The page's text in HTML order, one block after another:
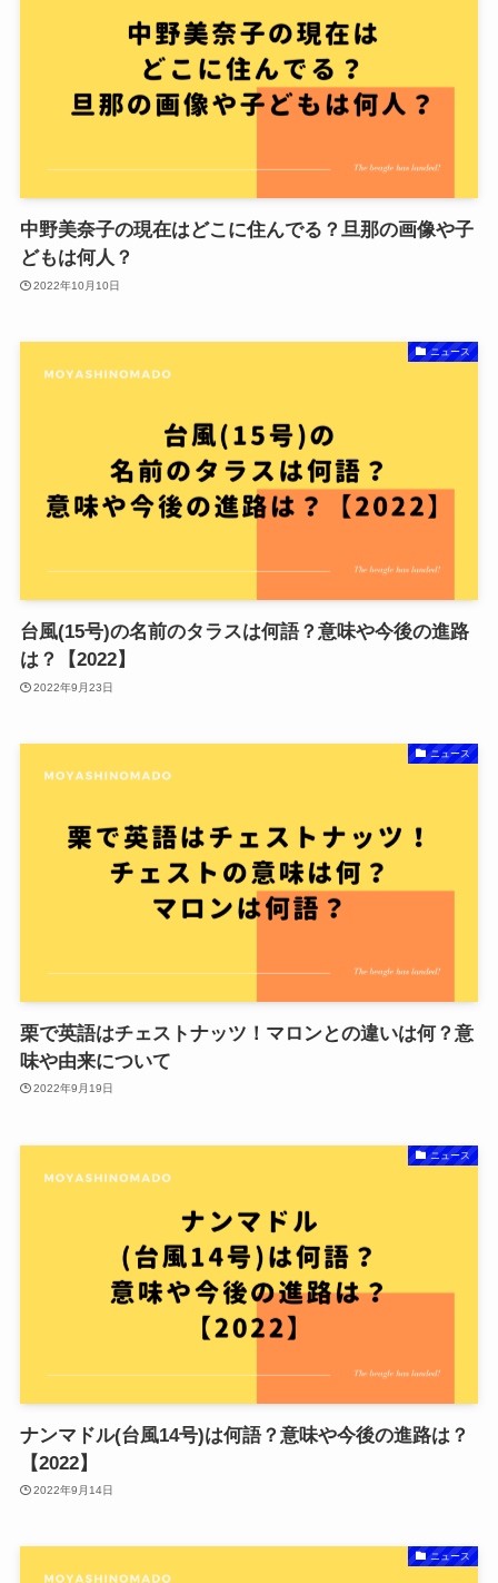
中野美奈子の現在はどこに住んでる？旦那の画像や子
どもは何人？
2022年10月10日
ニュース
台風(15号)の名前のタラスは何語？意味や今後の進路
は？【2022】
2022年9月23日
ニュース
栗で英語はチェストナッツ！マロンとの違いは何？意
味や由来について
2022年9月19日
ニュース
ナンマドル(台風14号)は何語？意味や今後の進路は？
【2022】
2022年9月14日
ニュース